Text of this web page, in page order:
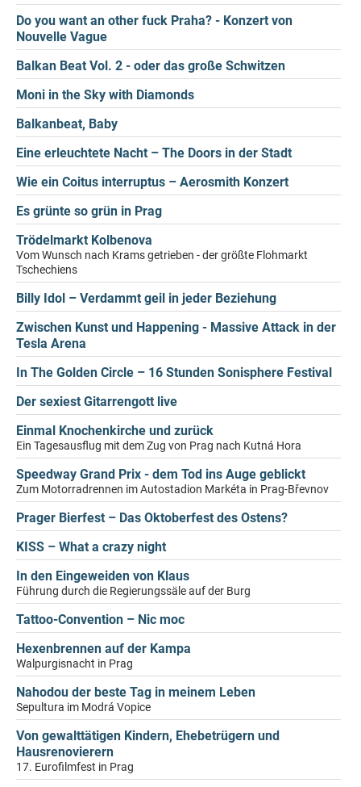
Do you want an other fuck Praha? - Konzert von
Nouvelle Vague
Balkan Beat Vol. 2 - oder das große Schwitzen
Moni in the Sky with Diamonds
Balkanbeat, Baby
Eine erleuchtete Nacht – The Doors in der Stadt
Wie ein Coitus interruptus – Aerosmith Konzert
Es grünte so grün in Prag
Trödelmarkt Kolbenova
Vom Wunsch nach Krams getrieben - der größte Flohmarkt
Tschechiens
Billy Idol – Verdammt geil in jeder Beziehung
Zwischen Kunst und Happening - Massive Attack in der
Tesla Arena
In The Golden Circle – 16 Stunden Sonisphere Festival
Der sexiest Gitarrengott live
Einmal Knochenkirche und zurück
Ein Tagesausflug mit dem Zug von Prag nach Kutná Hora
Speedway Grand Prix - dem Tod ins Auge geblickt
Zum Motorradrennen im Autostadion Markéta in Prag-Břevnov
Prager Bierfest – Das Oktoberfest des Ostens?
KISS – What a crazy night
In den Eingeweiden von Klaus
Führung durch die Regierungssäle auf der Burg
Tattoo-Convention – Nic moc
Hexenbrennen auf der Kampa
Walpurgisnacht in Prag
Nahodou der beste Tag in meinem Leben
Sepultura im Modrá Vopice
Von gewalttätigen Kindern, Ehebetrügern und
Hausrenovierern
17. Eurofilmfest in Prag